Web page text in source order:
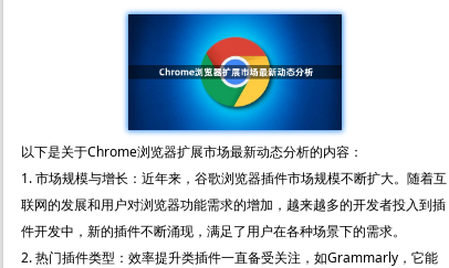
以下是关于Chrome浏览器扩展市场最新动态分析的内容：
1. 市场规模与增长：近年来，谷歌浏览器插件市场规模不断扩大。随着互
联网的发展和用户对浏览器功能需求的增加，越来越多的开发者投入到插
件开发中，新的插件不断涌现，满足了用户在各种场景下的需求。
2. 热门插件类型：效率提升类插件一直备受关注，如Grammarly，它能